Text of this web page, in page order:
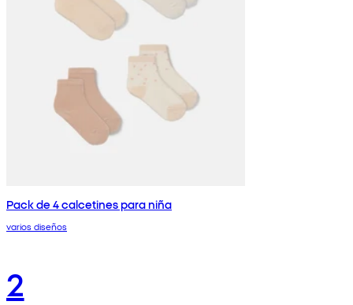
Pack de 4 calcetines para niña
varios diseños
2